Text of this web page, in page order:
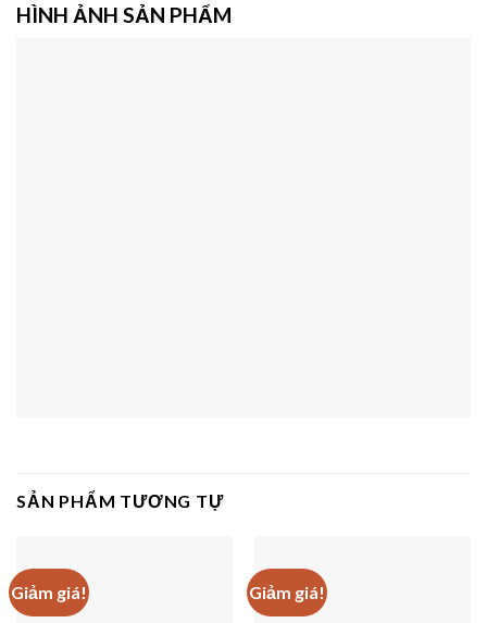
HÌNH ẢNH SẢN PHẨM
SẢN PHẨM TƯƠNG TỰ
Giảm giá! Giảm giá!